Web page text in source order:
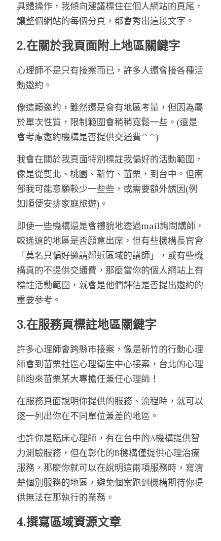
具體操作，我傾向建議標住在個人網站的頁尾，
讓整個網站的每個分頁，都會秀出這段文字。
2.在關於我頁面附上地區關鍵字
心理師不是只有接案而已，許多人還會接各種活
動邀約。
像這類邀約，雖然還是會有地區考量，但因為屬
於單次性質，限制範圍會稍稍寬鬆一些。(還是
會考慮邀約機構是否提供交通費^^)
我會在關於我頁面特別標註我偏好的活動範圍，
像是從雙北、桃園、新竹、苗栗，到台中。但南
部我可能意願較少一些些，或需要額外誘因(例
如順便安排家庭旅遊)。
即使一些機構還是會禮貌地透過mail詢問講師，
較遙遠的地區是否願意出席，但有些機構長官會
「莫名只偏好邀請鄰近區域的講師」，或有些機
構真的不提供交通費，那麼當你的個人網站上有
標註活動範圍，就會是他們評估是否提出邀約的
重要參考。
3.在服務頁標註地區關鍵字
許多心理師會跨縣市接案，像是新竹的行動心理
師會到苗栗社區心理衛生中心接案，台北的心理
師跑來苗栗某大專擔任兼任心理師！
在服務頁面說明你提供的服務、流程時，就可以
逐一列出你在不同單位兼差的地區。
也許你是臨床心理師，有在台中的A機構提供智
力測驗服務，但在彰化的B機構僅提供心理治療
服務，那麼你就可以在說明這兩項服務時，寫清
楚個別服務的地區，避免個案跑到機構期待你提
供無法在那執行的業務。
4.撰寫區域資源文章